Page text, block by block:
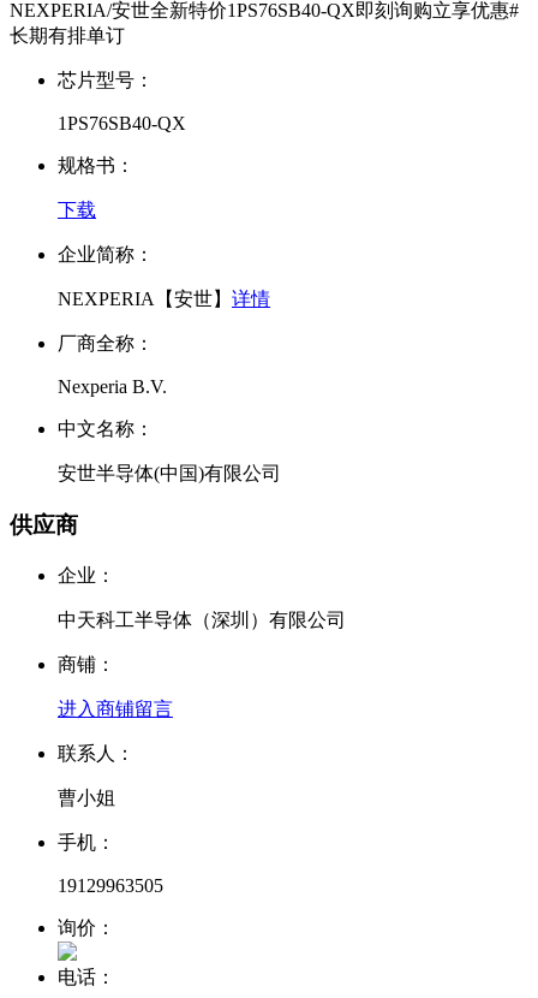
NEXPERIA/安世全新特价1PS76SB40-QX即刻询购立享优惠#
长期有排单订
芯片型号：
1PS76SB40-QX
规格书：
下载
企业简称：
NEXPERIA【安世】 详情
厂商全称：
Nexperia B.V.
中文名称：
安世半导体(中国)有限公司
供应商
企业：
中天科工半导体（深圳）有限公司
商铺：
进入商铺留言
联系人：
曹小姐
手机：
19129963505
询价：
电话：